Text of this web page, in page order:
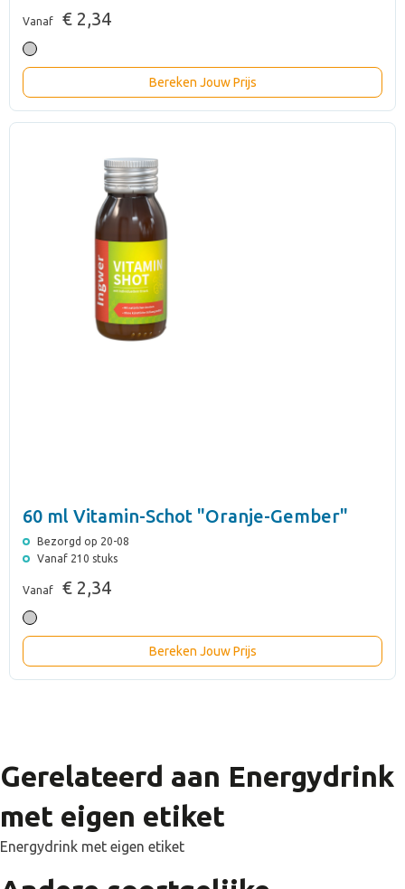
Vanaf € 2,34
Bereken Jouw Prijs
60 ml Vitamin-Schot "Oranje-Gember"
Bezorgd op 20-08
Vanaf 210 stuks
Vanaf € 2,34
Bereken Jouw Prijs
Gerelateerd aan Energydrink
met eigen etiket
Energydrink met eigen etiket